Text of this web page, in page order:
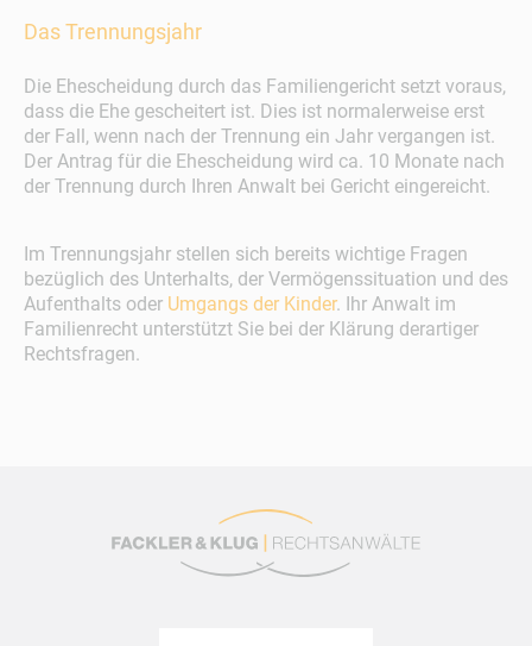
Das Trennungsjahr
Die Ehescheidung durch das Familiengericht setzt voraus,
dass die Ehe gescheitert ist. Dies ist normalerweise erst
der Fall, wenn nach der Trennung ein Jahr vergangen ist.
Der Antrag für die Ehescheidung wird ca. 10 Monate nach
der Trennung durch Ihren Anwalt bei Gericht eingereicht.
Im Trennungsjahr stellen sich bereits wichtige Fragen
bezüglich des Unterhalts, der Vermögenssituation und des
Aufenthalts oder Umgangs der Kinder. Ihr Anwalt im
Familienrecht unterstützt Sie bei der Klärung derartiger
Rechtsfragen.